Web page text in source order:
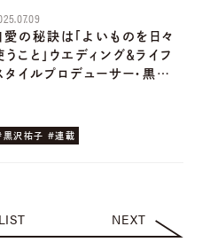
愛の秘訣は「よいものを日々
うこと」ウエディング＆ライフ
タイルプロデューサー・黒…
黒沢祐子 #連載
LIST NEXT